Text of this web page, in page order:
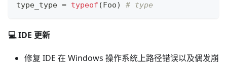
type_type = typeof (Foo) # type
💻 IDE 更新
修复 IDE 在 Windows 操作系统上路径错误以及偶发崩